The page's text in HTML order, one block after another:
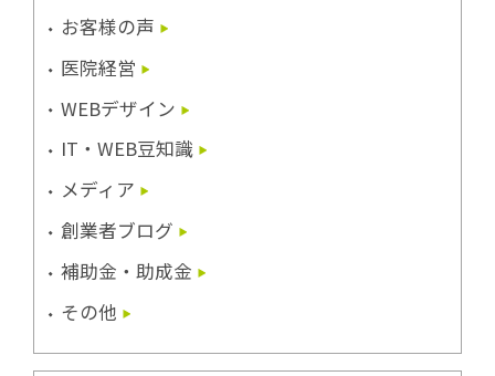
お客様の声
医院経営
WEBデザイン
IT・WEB豆知識
メディア
創業者ブログ
補助金・助成金
その他